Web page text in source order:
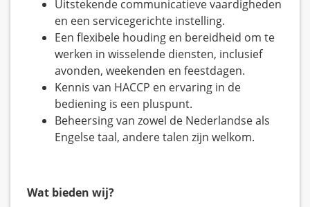
Uitstekende communicatieve vaardigheden
en een servicegerichte instelling.
Een flexibele houding en bereidheid om te
werken in wisselende diensten, inclusief
avonden, weekenden en feestdagen.
Kennis van HACCP en ervaring in de
bediening is een pluspunt.
Beheersing van zowel de Nederlandse als
Engelse taal, andere talen zijn welkom.
Wat bieden wij?